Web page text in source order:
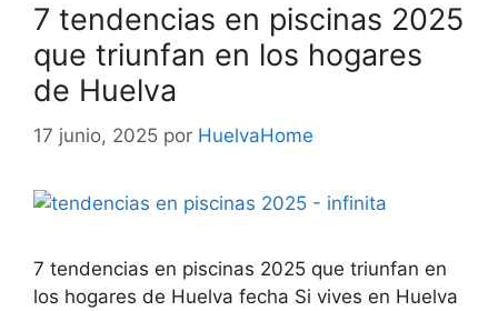
7 tendencias en piscinas 2025
que triunfan en los hogares
de Huelva
17 junio, 2025 por HuelvaHome
7 tendencias en piscinas 2025 que triunfan en
los hogares de Huelva fecha Si vives en Huelva